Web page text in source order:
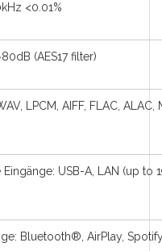
<0.01%
(AES17 filter)
LPCM, AIFF, FLAC, ALAC,
USB-A, LAN (up to
Bluetooth®, AirPlay,